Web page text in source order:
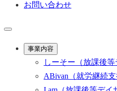
お問い合わせ
事業内容
しーそー （放課後
ABivan （就労継続